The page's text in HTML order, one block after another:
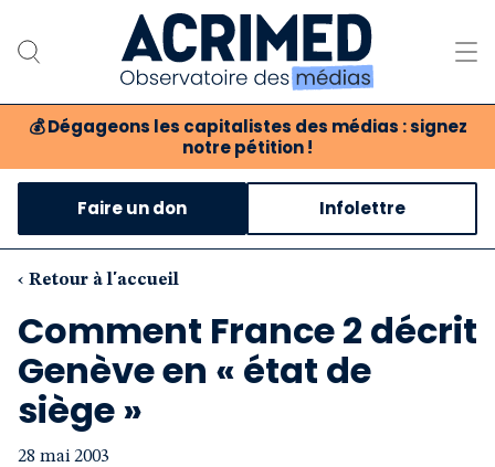
💰 Dégageons les capitalistes des médias : signez
notre pétition !
Notre association
Notre critique des médias
Nos propositions
Notre revue
Boutique
Faire un don Infolettre
‹ Retour à l'accueil
Comment France 2 décrit
Genève en « état de
siège »
28 mai 2003